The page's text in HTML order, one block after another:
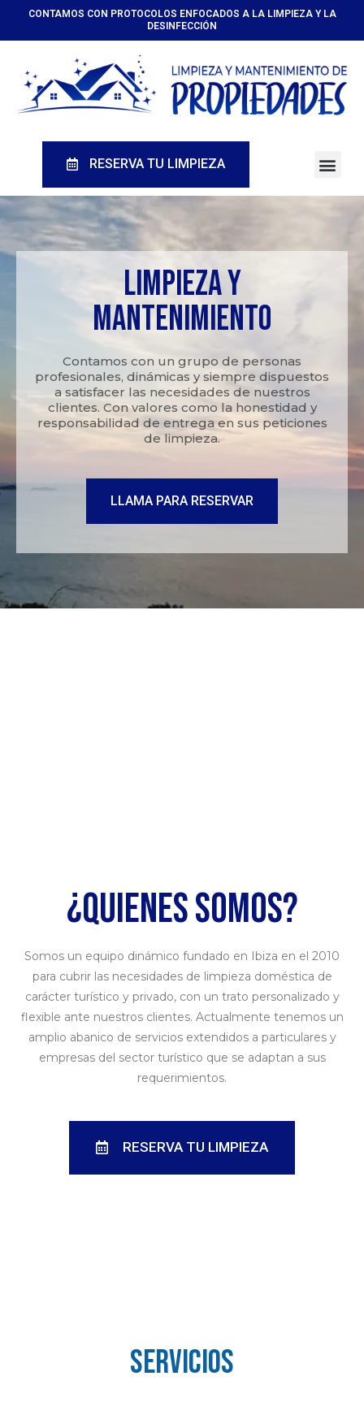
CONTAMOS CON PROTOCOLOS ENFOCADOS A LA LIMPIEZA Y LA
DESINFECCIÓN
RESERVA TU LIMPIEZA
Limpieza y
mantenimiento
Contamos con un grupo de personas
profesionales, dinámicas y siempre dispuestos
a satisfacer las necesidades de nuestros
clientes. Con valores como la honestidad y
responsabilidad de entrega en sus peticiones
de limpieza.
LLAMA PARA RESERVAR
¿QUIENES SOMOS?
Somos un equipo dinámico fundado en Ibiza en el 2010
para cubrir las necesidades de limpieza doméstica de
carácter turístico y privado, con un trato personalizado y
flexible ante nuestros clientes. Actualmente tenemos un
amplio abanico de servicios extendidos a particulares y
empresas del sector turístico que se adaptan a sus
requerimientos.
RESERVA TU LIMPIEZA
servicios